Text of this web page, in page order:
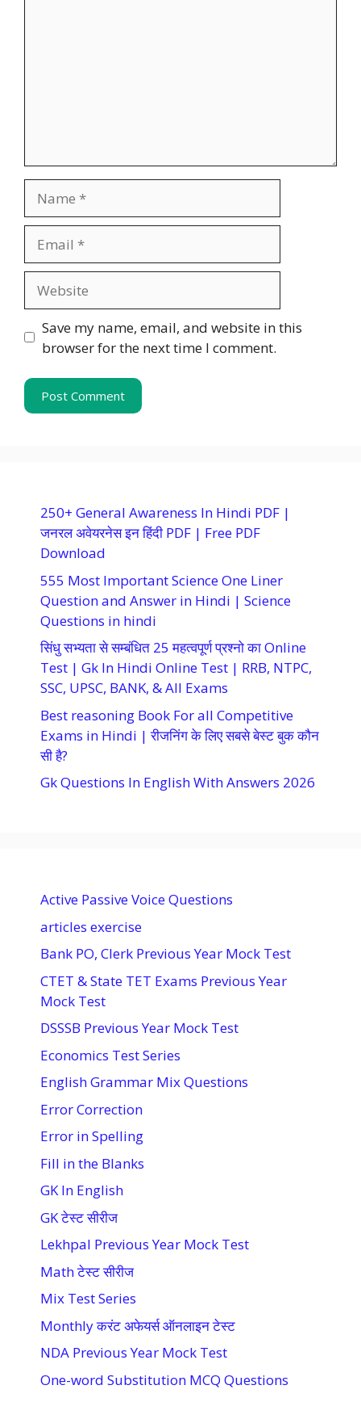
Save my name, email, and website in this
browser for the next time I comment.
250+ General Awareness In Hindi PDF |
जनरल अवेयरनेस इन हिंदी PDF | Free PDF
Download
555 Most Important Science One Liner
Question and Answer in Hindi | Science
Questions in hindi
सिंधु सभ्यता से सम्बंधित 25 महत्वपूर्ण प्रश्नो का Online
Test | Gk In Hindi Online Test | RRB, NTPC,
SSC, UPSC, BANK, & All Exams
Best reasoning Book For all Competitive
Exams in Hindi | रीजनिंग के लिए सबसे बेस्ट बुक कौन
सी है?
Gk Questions In English With Answers 2026
Active Passive Voice Questions
articles exercise
Bank PO, Clerk Previous Year Mock Test
CTET & State TET Exams Previous Year
Mock Test
DSSSB Previous Year Mock Test
Economics Test Series
English Grammar Mix Questions
Error Correction
Error in Spelling
Fill in the Blanks
GK In English
GK टेस्ट सीरीज
Lekhpal Previous Year Mock Test
Math टेस्ट सीरीज
Mix Test Series
Monthly करंट अफेयर्स ऑनलाइन टेस्ट
NDA Previous Year Mock Test
One-word Substitution MCQ Questions